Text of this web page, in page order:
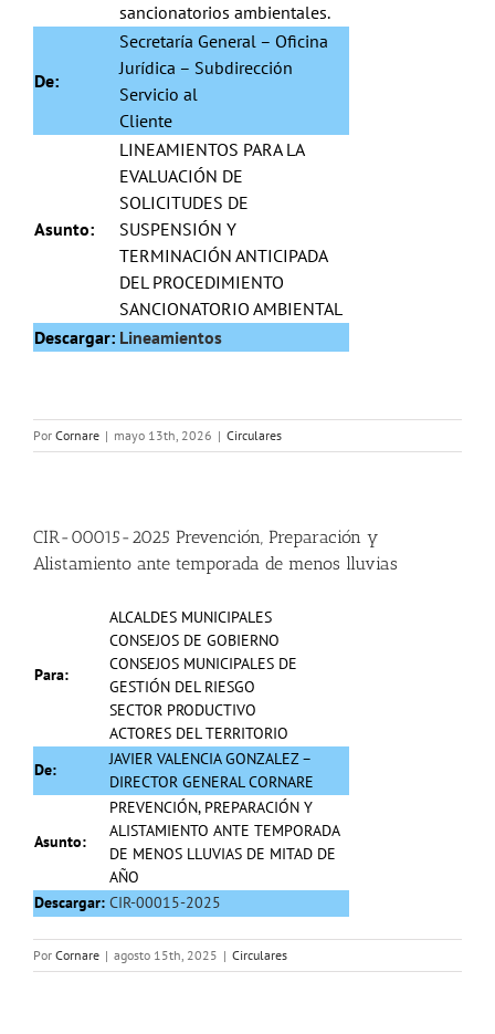
sancionatorios ambientales.
De:
Secretaría General – Oficina
Jurídica – Subdirección
Servicio al
Cliente
Asunto:
LINEAMIENTOS PARA LA
EVALUACIÓN DE
SOLICITUDES DE
SUSPENSIÓN Y
TERMINACIÓN ANTICIPADA
DEL PROCEDIMIENTO
SANCIONATORIO AMBIENTAL
Descargar: Lineamientos
Por Cornare | mayo 13th, 2026 | Circulares
CIR-00015-2025 Prevención, Preparación y
Alistamiento ante temporada de menos lluvias
Para:
ALCALDES MUNICIPALES
CONSEJOS DE GOBIERNO
CONSEJOS MUNICIPALES DE
GESTIÓN DEL RIESGO
SECTOR PRODUCTIVO
ACTORES DEL TERRITORIO
De:
JAVIER VALENCIA GONZALEZ –
DIRECTOR GENERAL CORNARE
Asunto:
PREVENCIÓN, PREPARACIÓN Y
ALISTAMIENTO ANTE TEMPORADA
DE MENOS LLUVIAS DE MITAD DE
AÑO
Descargar: CIR-00015-2025
Por Cornare | agosto 15th, 2025 | Circulares